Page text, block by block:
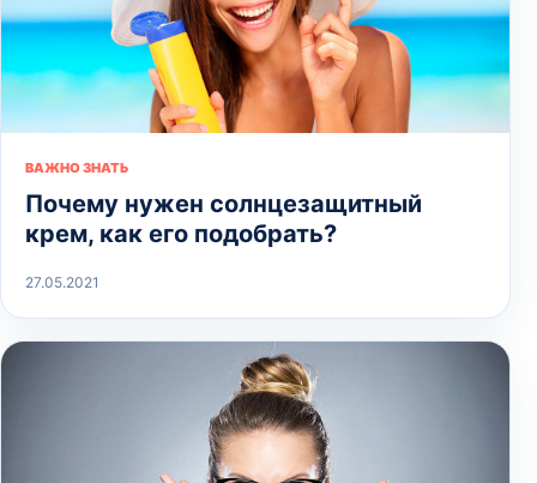
ВАЖНО ЗНАТЬ
Почему нужен солнцезащитный
крем, как его подобрать?
27.05.2021